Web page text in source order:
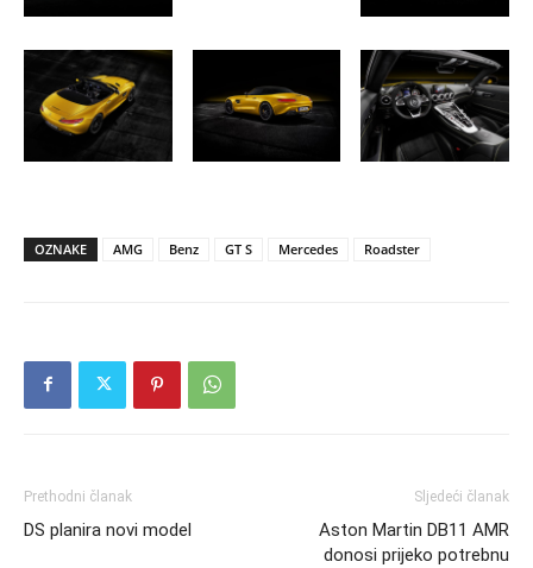
OZNAKE AMG Benz GT S Mercedes Roadster
Prethodni članak
DS planira novi model
Sljedeći članak
Aston Martin DB11 AMR
donosi prijeko potrebnu